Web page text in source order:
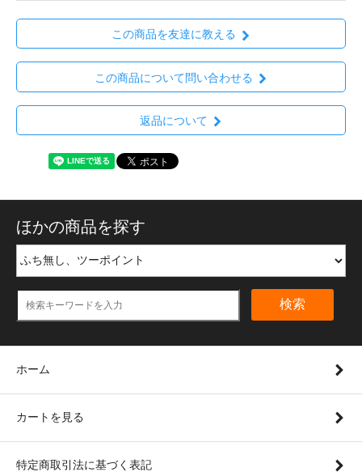
この商品を友達に教える
この商品について問い合わせる
返品について
ほかの商品を探す
検索
ホーム
カートを見る
特定商取引法に基づく表記